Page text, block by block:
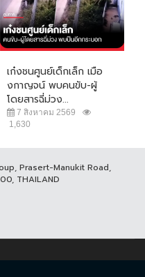
เก๋งชนศูนย์เด็กเล็ก เมือ
งกาญจน์ พบคนขับ-ผู้
โดยสารฉี่ม่วง...
7 สิงหาคม 2569
1,630
Prasert-Manukit Road,
THAILAND
ALL RIGHT RESERVED.